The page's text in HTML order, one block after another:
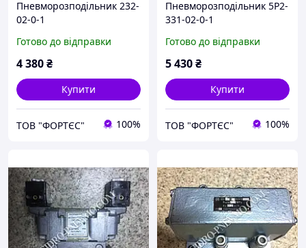
Пневморозподільник 232-
02-0-1
Готово до відправки
4 380₴
Купити
ТОВ "ФОРТЄС" 100%
Пневморозподільник 5Р2-
331-02-0-1
Готово до відправки
5 430₴
Купити
ТОВ "ФОРТЄС" 100%